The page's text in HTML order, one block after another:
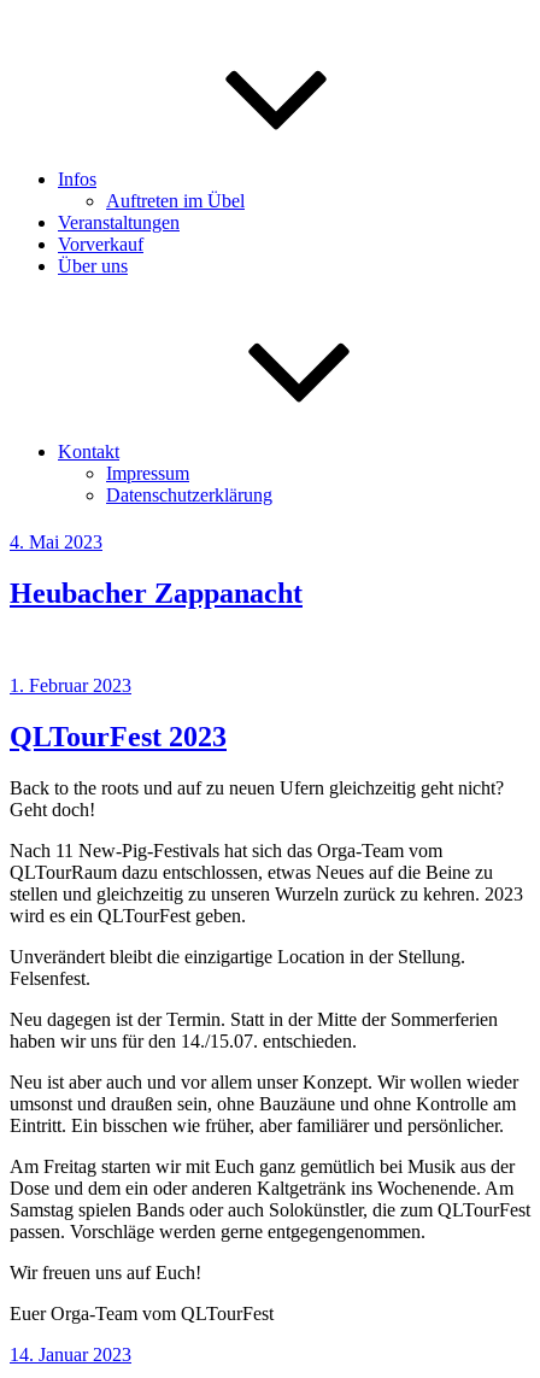
Infos
Auftreten im Übel
Veranstaltungen
Vorverkauf
Über uns
Kontakt
Impressum
Datenschutzerklärung
Veröffentlicht
4. Mai 2023
Heubacher Zappanacht
Veröffentlicht
1. Februar 2023
QLTourFest 2023
Back to the roots und auf zu neuen Ufern gleichzeitig geht nicht?
Geht doch!
Nach 11 New-Pig-Festivals hat sich das Orga-Team vom
QLTourRaum dazu entschlossen, etwas Neues auf die Beine zu
stellen und gleichzeitig zu unseren Wurzeln zurück zu kehren. 2023
wird es ein QLTourFest geben.
Unverändert bleibt die einzigartige Location in der Stellung.
Felsenfest.
Neu dagegen ist der Termin. Statt in der Mitte der Sommerferien
haben wir uns für den 14./15.07. entschieden.
Neu ist aber auch und vor allem unser Konzept. Wir wollen wieder
umsonst und draußen sein, ohne Bauzäune und ohne Kontrolle am
Eintritt. Ein bisschen wie früher, aber familiärer und persönlicher.
Am Freitag starten wir mit Euch ganz gemütlich bei Musik aus der
Dose und dem ein oder anderen Kaltgetränk ins Wochenende. Am
Samstag spielen Bands oder auch Solokünstler, die zum QLTourFest
passen. Vorschläge werden gerne entgegengenommen.
Wir freuen uns auf Euch!
Euer Orga-Team vom QLTourFest
Veröffentlicht
14. Januar 2023